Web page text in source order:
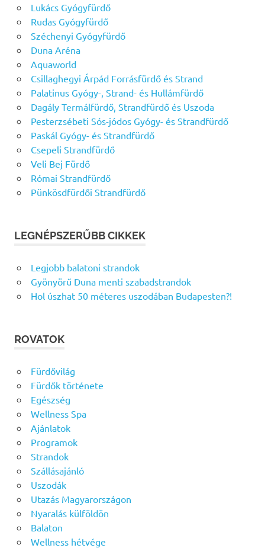
Lukács Gyógyfürdő
Rudas Gyógyfürdő
Széchenyi Gyógyfürdő
Duna Aréna
Aquaworld
Csillaghegyi Árpád Forrásfürdő és Strand
Palatinus Gyógy-, Strand- és Hullámfürdő
Dagály Termálfürdő, Strandfürdő és Uszoda
Pesterzsébeti Sós-jódos Gyógy- és Strandfürdő
Paskál Gyógy- és Strandfürdő
Csepeli Strandfürdő
Veli Bej Fürdő
Római Strandfürdő
Pünkösdfürdői Strandfürdő
LEGNÉPSZERŰBB CIKKEK
Legjobb balatoni strandok
Gyönyörű Duna menti szabadstrandok
Hol úszhat 50 méteres uszodában Budapesten?!
ROVATOK
Fürdővilág
Fürdők története
Egészség
Wellness Spa
Ajánlatok
Programok
Strandok
Szállásajánló
Uszodák
Utazás Magyarországon
Nyaralás külföldön
Balaton
Wellness hétvége